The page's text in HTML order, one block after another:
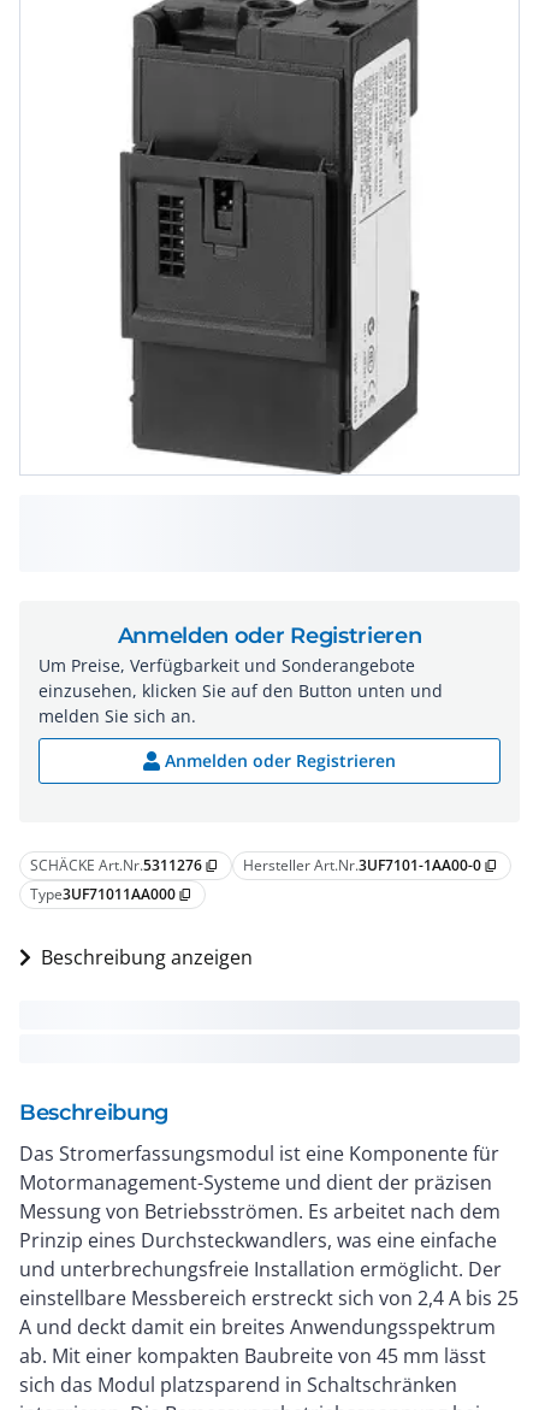
SCHÄCKE Art.Nr.5311276 content_copy Hersteller Art.Nr.3UF7101-1AA00-0 content_copy
Type3UF71011AA000 content_copy
Beschreibung anzeigen
Beschreibung
Das Stromerfassungsmodul ist eine Komponente für
Motormanagement-Systeme und dient der präzisen
Messung von Betriebsströmen. Es arbeitet nach dem
Prinzip eines Durchsteckwandlers, was eine einfache
und unterbrechungsfreie Installation ermöglicht. Der
einstellbare Messbereich erstreckt sich von 2,4 A bis 25
A und deckt damit ein breites Anwendungsspektrum
ab. Mit einer kompakten Baubreite von 45 mm lässt
sich das Modul platzsparend in Schaltschränken
Anmelden oder Registrieren
Um Preise, Verfügbarkeit und Sonderangebote
einzusehen, klicken Sie auf den Button unten und
melden Sie sich an.
Anmelden oder Registrieren